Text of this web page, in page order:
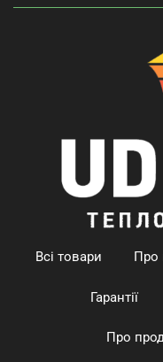
Всі товари Про
Гарантії
Про